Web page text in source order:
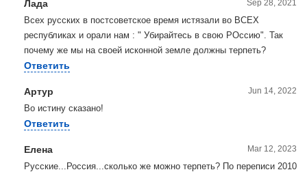
Лада Sep 28, 2021
Всех русских в постсоветское время истязали во ВСЕХ
республиках и орали нам : " Убирайтесь в свою РОссию". Так
почему же мы на своей исконной земле должны терпеть?
Ответить
Артур Jun 14, 2022
Во истину сказано!
Ответить
Елена Mar 12, 2023
Русские...Россия...сколько же можно терпеть? По переписи 2010